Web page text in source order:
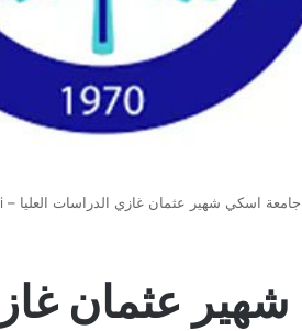
جامعة اسكي شهير عثمان غازي الدراسات العليا – Eskişehir Osmangazi Üniversitesi
عثمان